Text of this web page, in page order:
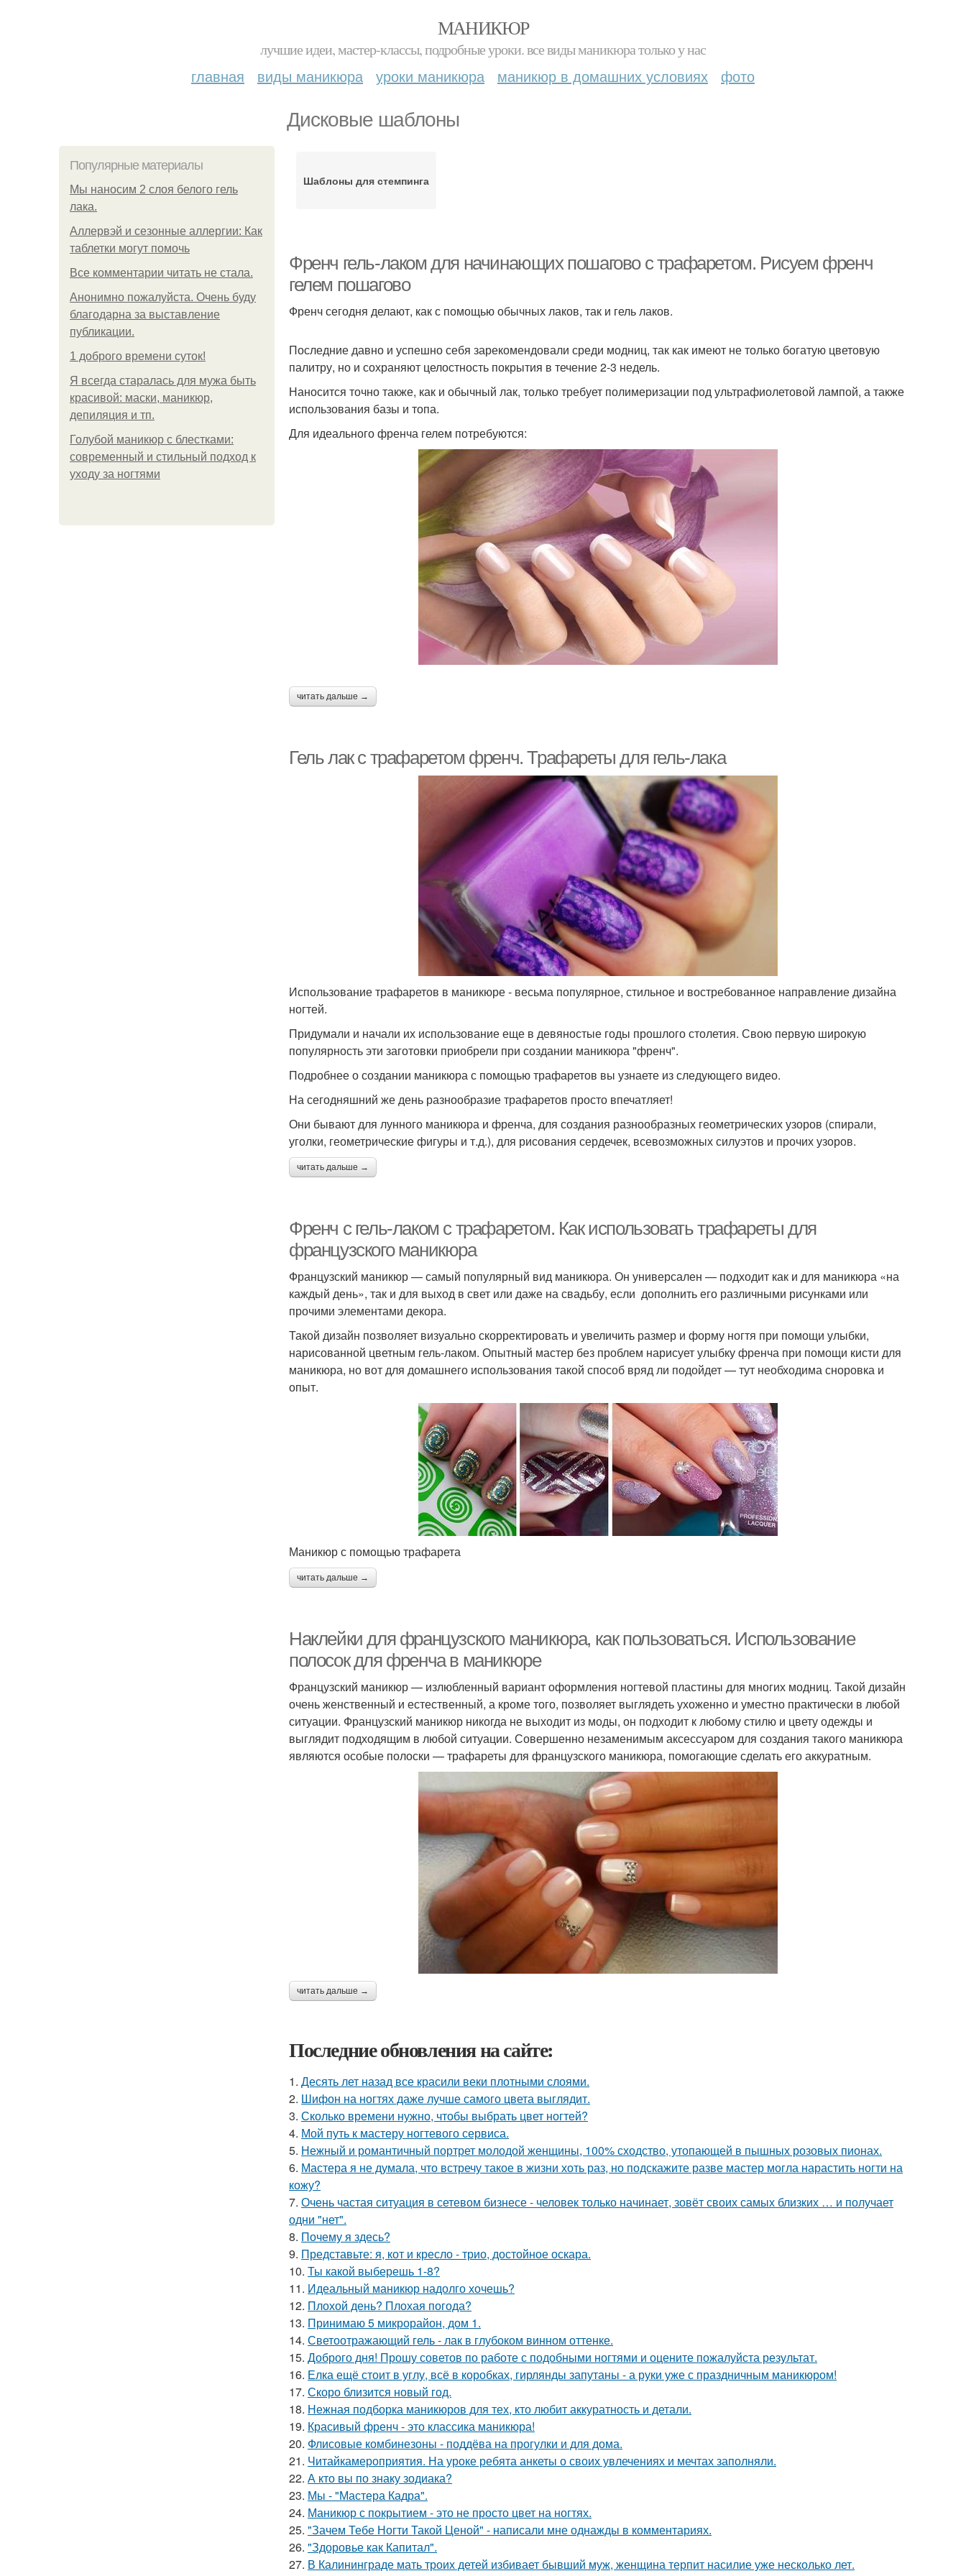
МАНИКЮР
лучшие идеи, мастер-классы, подробные уроки. все виды маникюра только у нас
главная виды маникюра уроки маникюра маникюр в домашних условиях фото
Дисковые шаблоны
Популярные материалы
Мы наносим 2 слоя белого гель
лака.
Аллервэй и сезонные аллергии: Как
таблетки могут помочь
Все комментарии читать не стала.
Анонимно пожалуйста. Очень буду
благодарна за выставление
публикации.
1 доброго времени суток!
Я всегда старалась для мужа быть
красивой: маски, маникюр,
депиляция и тп.
Голубой маникюр с блестками:
современный и стильный подход к
уходу за ногтями
Шаблоны для стемпинга
Френч гель-лаком для начинающих пошагово с трафаретом. Рисуем френч
гелем пошагово
Френч сегодня делают, как с помощью обычных лаков, так и гель лаков.
Последние давно и успешно себя зарекомендовали среди модниц, так как имеют не только богатую цветовую
палитру, но и сохраняют целостность покрытия в течение 2-3 недель.
Наносится точно также, как и обычный лак, только требует полимеризации под ультрафиолетовой лампой, а также
использования базы и топа.
Для идеального френча гелем потребуются:
читать дальше →
Гель лак с трафаретом френч. Трафареты для гель-лака
Использование трафаретов в маникюре - весьма популярное, стильное и востребованное направление дизайна
ногтей.
Придумали и начали их использование еще в девяностые годы прошлого столетия. Свою первую широкую
популярность эти заготовки приобрели при создании маникюра "френч".
Подробнее о создании маникюра с помощью трафаретов вы узнаете из следующего видео.
На сегодняшний же день разнообразие трафаретов просто впечатляет!
Они бывают для лунного маникюра и френча, для создания разнообразных геометрических узоров (спирали,
уголки, геометрические фигуры и т.д.), для рисования сердечек, всевозможных силуэтов и прочих узоров.
читать дальше →
Френч с гель-лаком с трафаретом. Как использовать трафареты для
французского маникюра
Французский маникюр — самый популярный вид маникюра. Он универсален — подходит как и для маникюра «на
каждый день», так и для выход в свет или даже на свадьбу, если дополнить его различными рисунками или
прочими элементами декора.
Такой дизайн позволяет визуально скорректировать и увеличить размер и форму ногтя при помощи улыбки,
нарисованной цветным гель-лаком. Опытный мастер без проблем нарисует улыбку френча при помощи кисти для
маникюра, но вот для домашнего использования такой способ вряд ли подойдет — тут необходима сноровка и
опыт.
Маникюр с помощью трафарета
читать дальше →
Наклейки для французского маникюра, как пользоваться. Использование
полосок для френча в маникюре
Французский маникюр — излюбленный вариант оформления ногтевой пластины для многих модниц. Такой дизайн
очень женственный и естественный, а кроме того, позволяет выглядеть ухоженно и уместно практически в любой
ситуации. Французский маникюр никогда не выходит из моды, он подходит к любому стилю и цвету одежды и
выглядит подходящим в любой ситуации. Совершенно незаменимым аксессуаром для создания такого маникюра
являются особые полоски — трафареты для французского маникюра, помогающие сделать его аккуратным.
читать дальше →
Последние обновления на сайте:
1. Десять лет назад все красили веки плотными слоями.
2. Шифон на ногтях даже лучше самого цвета выглядит.
3. Сколько времени нужно, чтобы выбрать цвет ногтей?
4. Мой путь к мастеру ногтевого сервиса.
5. Нежный и романтичный портрет молодой женщины, 100% сходство, утопающей в пышных розовых пионах.
6. Мастера я не думала, что встречу такое в жизни хоть раз, но подскажите разве мастер могла нарастить ногти на
кожу?
7. Очень частая ситуация в сетевом бизнесе - человек только начинает, зовёт своих самых близких … и получает
одни "нет".
8. Почему я здесь?
9. Представьте: я, кот и кресло - трио, достойное оскара.
10. Ты какой выберешь 1-8?
11. Идеальный маникюр надолго хочешь?
12. Плохой день? Плохая погода?
13. Принимаю 5 микрорайон, дом 1.
14. Светоотражающий гель - лак в глубоком винном оттенке.
15. Доброго дня! Прошу советов по работе с подобными ногтями и оцените пожалуйста результат.
16. Елка ещё стоит в углу, всё в коробках, гирлянды запутаны - а руки уже с праздничным маникюром!
17. Скоро близится новый год.
18. Нежная подборка маникюров для тех, кто любит аккуратность и детали.
19. Красивый френч - это классика маникюра!
20. Флисовые комбинезоны - поддёва на прогулки и для дома.
21. Читайкамероприятия. На уроке ребята анкеты о своих увлечениях и мечтах заполняли.
22. А кто вы по знаку зодиака?
23. Мы - "Мастера Кадра".
24. Маникюр с покрытием - это не просто цвет на ногтях.
25. "Зачем Тебе Ногти Такой Ценой" - написали мне однажды в комментариях.
26. "Здоровье как Капитал".
27. В Калининграде мать троих детей избивает бывший муж, женщина терпит насилие уже несколько лет.